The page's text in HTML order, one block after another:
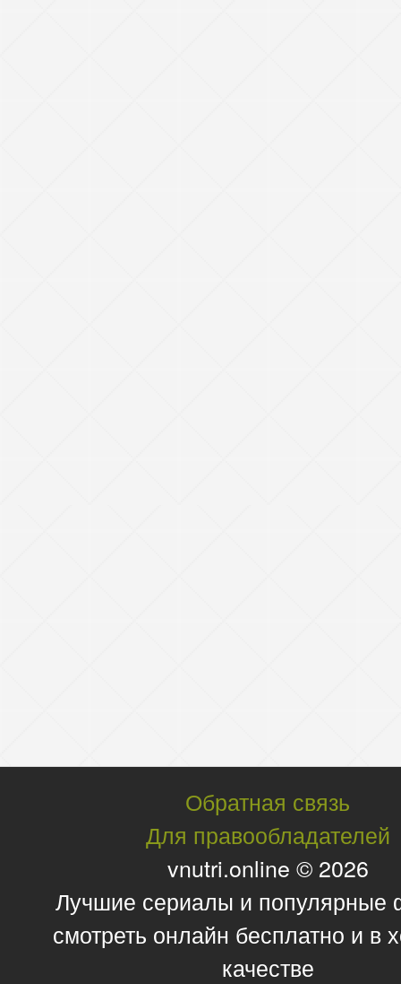
Обратная связь
Для правообладателей
vnutri.online © 2026
Лучшие сериалы и
смотреть онлайн бесплатно и в
качестве